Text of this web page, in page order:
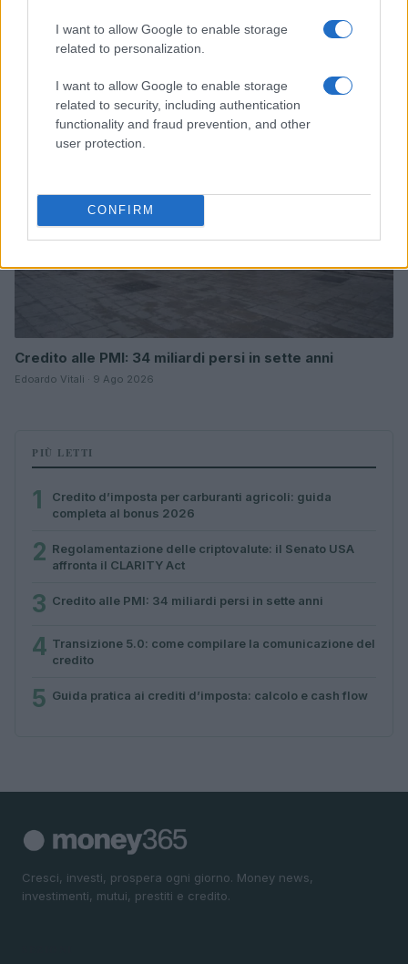
I want to allow Google to enable storage
related to personalization.
I want to allow Google to enable storage
related to security, including authentication
functionality and fraud prevention, and other
user protection.
CONFIRM
Regolamentazione delle criptovalute: il Senato USA
affronta il CLARITY Act
CREDITO
Credito alle PMI: 34 miliardi persi in sette anni
Edoardo Vitali · 9 Ago 2026
PIÙ LETTI
1
Credito d’imposta per carburanti agricoli: guida
completa al bonus 2026
2 Regolamentazione delle criptovalute: il Senato USA
affronta il CLARITY Act
3 Credito alle PMI: 34 miliardi persi in sette anni
4 Transizione 5.0: come compilare la comunicazione del
credito
5 Guida pratica ai crediti d’imposta: calcolo e cash flow
Cresci, investi, prospera ogni giorno. Money news,
investimenti, mutui, prestiti e credito.